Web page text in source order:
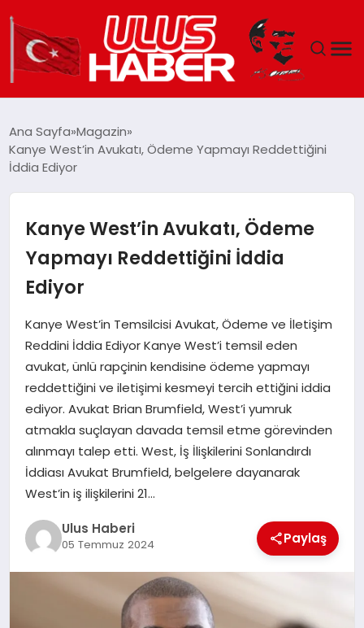
DÜNYA
SIYASET
TEKNOLOJI
EĞITIM
MAGAZIN
SPOR
YAŞAM
Ana Sayfa Magazin
Kanye West’in Avukatı, Ödeme Yapmayı Reddettiğini
İddia Ediyor
Kanye West’in Avukatı, Ödeme
Yapmayı Reddettiğini İddia
Ediyor
Kanye West’in Temsilcisi Avukat, Ödeme ve İletişim
Reddini İddia Ediyor Kanye West’i temsil eden
avukat, ünlü rapçinin kendisine ödeme yapmayı
reddettiğini ve iletişimi kesmeyi tercih ettiğini iddia
ediyor. Avukat Brian Brumfield, West’i yumruk
atmakla suçlayan davada temsil etme görevinden
alınmayı talep etti. West, İş İlişkilerini Sonlandırdı
İddiası Avukat Brumfield, belgelere dayanarak
West’in iş ilişkilerini 21…
Ulus Haberi
05 Temmuz 2024 Paylaş